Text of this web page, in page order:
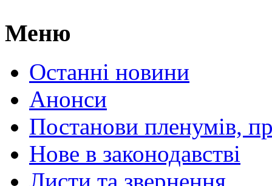
Меню
Останні новини
Анонси
Постанови пленумів,
Нове в законодавстві